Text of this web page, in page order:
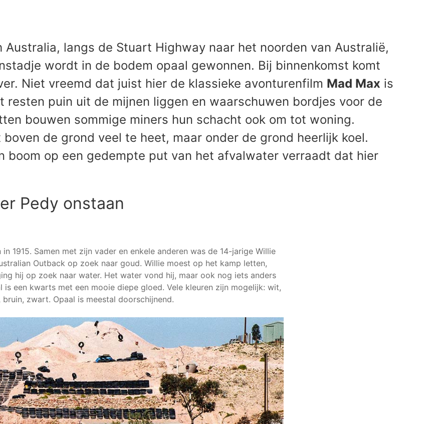
Australia, langs de Stuart Highway naar het noorden van Australië,
wordt in de bodem opaal gewonnen. Bij binnenkomst komt
Niet vreemd dat juist hier de klassieke avonturenfilm Mad Max is
resten puin uit de mijnen liggen en waarschuwen bordjes voor de
bouwen sommige miners hun schacht ook om tot woning.
de grond veel te heet, maar onder de grond heerlijk koel.
boom op een gedempte put van het afvalwater verraadt dat hier
Pedy onstaan
1915. Samen met zijn vader en enkele anderen was de 14-jarige Willie
Outback op zoek naar goud. Willie moest op het kamp letten,
hij op zoek naar water. Het water vond hij, maar ook nog iets anders
is een kwarts met een mooie diepe gloed. Vele kleuren zijn mogelijk: wit,
zwart. Opaal is meestal doorschijnend.